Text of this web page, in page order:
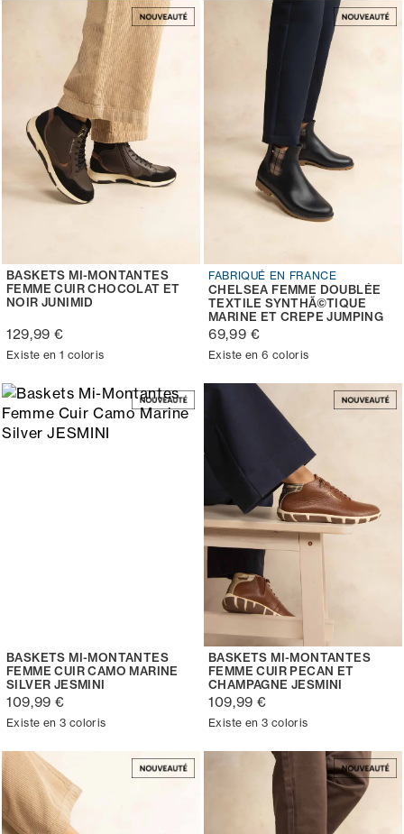
BASKETS MI-MONTANTES
FEMME CUIR CHOCOLAT ET
NOIR JUNIMID
129,99 €
Existe en 1 coloris
FABRIQUÉ EN FRANCE
CHELSEA FEMME DOUBLÉE
TEXTILE SYNTHÃ©TIQUE
MARINE ET CREPE JUMPING
69,99 €
Existe en 6 coloris
BASKETS MI-MONTANTES
FEMME CUIR CAMO MARINE
SILVER JESMINI
109,99 €
Existe en 3 coloris
BASKETS MI-MONTANTES
FEMME CUIR PECAN ET
CHAMPAGNE JESMINI
109,99 €
Existe en 3 coloris